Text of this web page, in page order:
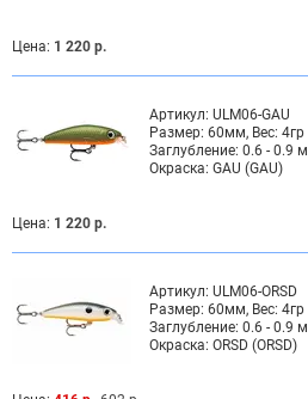
Цена: 1 220 р.
Артикул: ULM06-GAU
Размер: 60мм, Вес: 4гр
Заглубление: 0.6 - 0.9 м
Окраска: GAU (GAU)
Цена: 1 220 р.
Артикул: ULM06-ORSD
Размер: 60мм, Вес: 4гр
Заглубление: 0.6 - 0.9 м
Окраска: ORSD (ORSD)